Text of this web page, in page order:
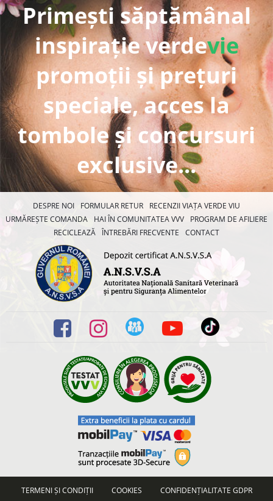
Primești săptămânal
inspirație verdevie
promoții și prețuri
speciale, acces la
tombole și concursuri
exclusive...
DESPRE NOI FORMULAR RETUR
RECENZII VIAȚA VERDE VIU
URMĂREȘTE COMANDA
HAI ÎN COMUNITATEA VVV
PROGRAM DE AFILIERE
RECICLEAZĂ ÎNTREBĂRI FRECVENTE CONTACT
TERMENI ȘI CONDIȚII COOKIES
CONFIDENȚIALITATE GDPR